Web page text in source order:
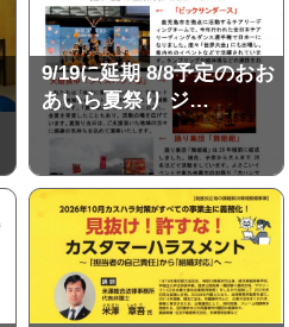
9/19に延期 8/8予定のおお
あいら夏祭り ジ…